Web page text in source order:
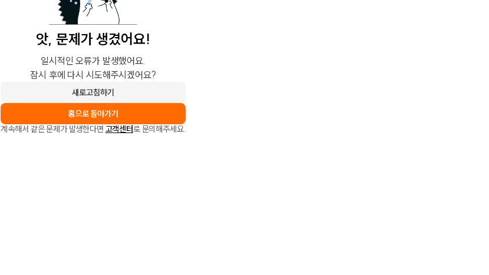
앗, 문제가 생겼어요!
일시적인 오류가 발생했어요.
잠시 후에 다시 시도해주시겠어요?
새로고침하기
홈으로 돌아가기
계속해서 같은 문제가 발생한다면 고객센터로 문의해주세요.